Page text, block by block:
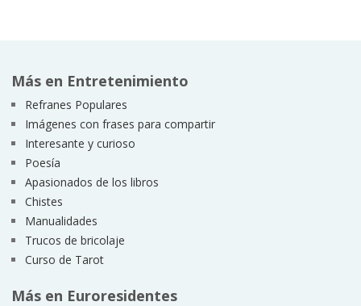
Más en Entretenimiento
Refranes Populares
Imágenes con frases para compartir
Interesante y curioso
Poesía
Apasionados de los libros
Chistes
Manualidades
Trucos de bricolaje
Curso de Tarot
Más en Euroresidentes